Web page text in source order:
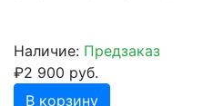
Наличие: Предзаказ
₽2 900 руб.
В корзину